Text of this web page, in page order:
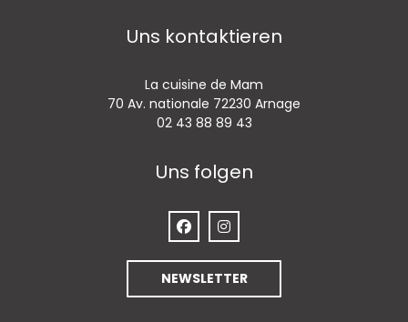
Uns kontaktieren
La cuisine de Mam
70 Av. nationale 72230 Arnage
02 43 88 89 43
Uns folgen
Facebook ((öffnet ein neues
Instagram ((öffnet ein
NEWSLETTER